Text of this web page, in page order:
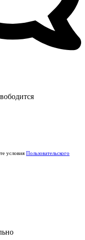
условия Пользовательского